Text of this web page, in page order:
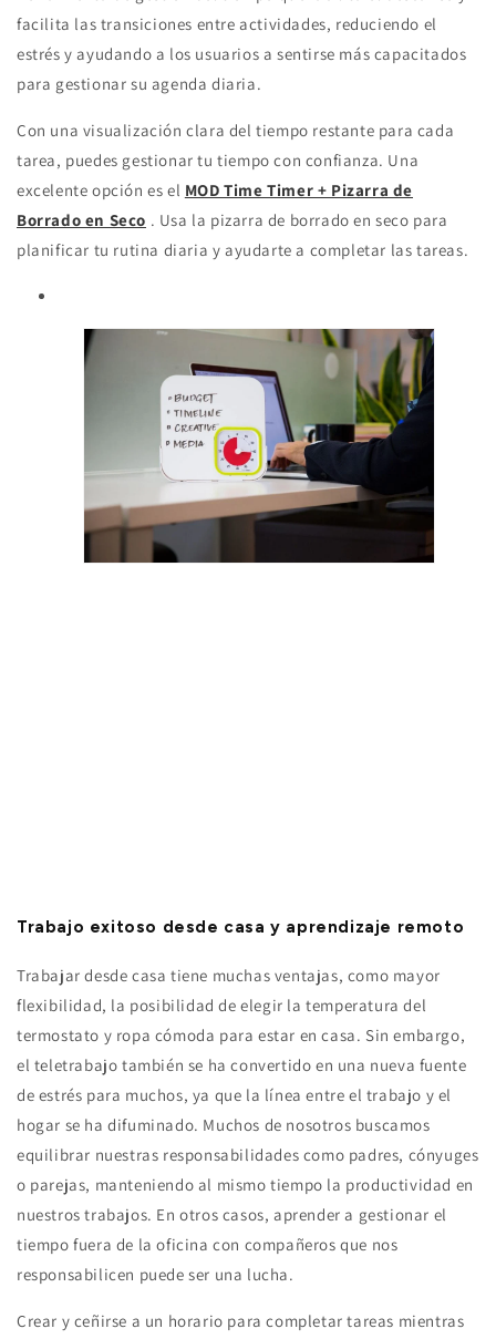
facilita las transiciones entre actividades, reduciendo el
estrés y ayudando a los usuarios a sentirse más capacitados
para gestionar su agenda diaria.
Con una visualización clara del tiempo restante para cada
tarea, puedes gestionar tu tiempo con confianza. Una
excelente opción es el MOD Time Timer + Pizarra de
Borrado en Seco . Usa la pizarra de borrado en seco para
planificar tu rutina diaria y ayudarte a completar las tareas.
Trabajo exitoso desde casa y aprendizaje remoto
Trabajar desde casa tiene muchas ventajas, como mayor
flexibilidad, la posibilidad de elegir la temperatura del
termostato y ropa cómoda para estar en casa. Sin embargo,
el teletrabajo también se ha convertido en una nueva fuente
de estrés para muchos, ya que la línea entre el trabajo y el
hogar se ha difuminado. Muchos de nosotros buscamos
equilibrar nuestras responsabilidades como padres, cónyuges
o parejas, manteniendo al mismo tiempo la productividad en
nuestros trabajos. En otros casos, aprender a gestionar el
tiempo fuera de la oficina con compañeros que nos
responsabilicen puede ser una lucha.
Crear y ceñirse a un horario para completar tareas mientras